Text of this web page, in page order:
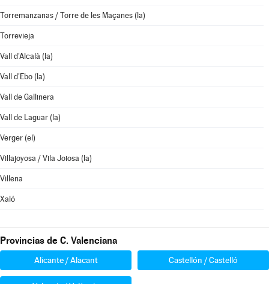
Torremanzanas / Torre de les Maçanes (la)
Torrevieja
Vall d'Alcalà (la)
Vall d'Ebo (la)
Vall de Gallinera
Vall de Laguar (la)
Verger (el)
Villajoyosa / Vila Joiosa (la)
Villena
Xaló
Provincias de C. Valenciana
Alicante / Alacant Castellón / Castelló